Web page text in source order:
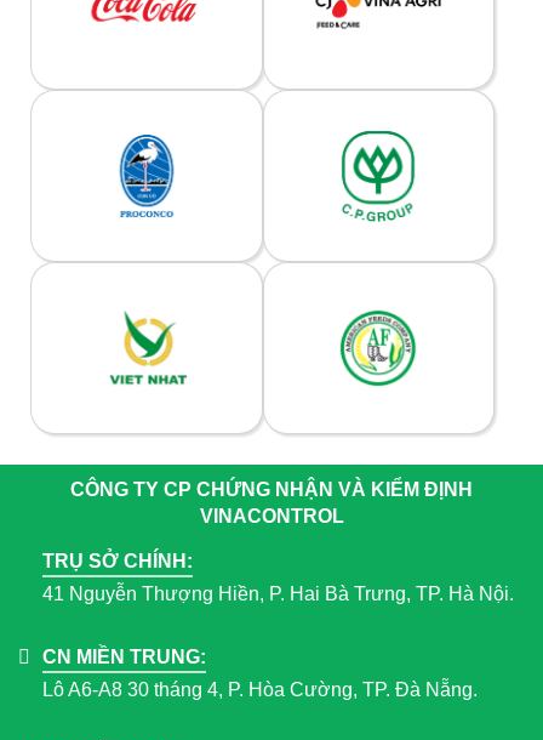
CÔNG TY CP CHỨNG NHẬN VÀ KIỂM ĐỊNH
VINACONTROL
TRỤ SỞ CHÍNH:
41 Nguyễn Thượng Hiền, P. Hai Bà Trưng, TP. Hà Nội.
CN MIỀN TRUNG:
Lô A6-A8 30 tháng 4, P. Hòa Cường, TP. Đà Nẵng.